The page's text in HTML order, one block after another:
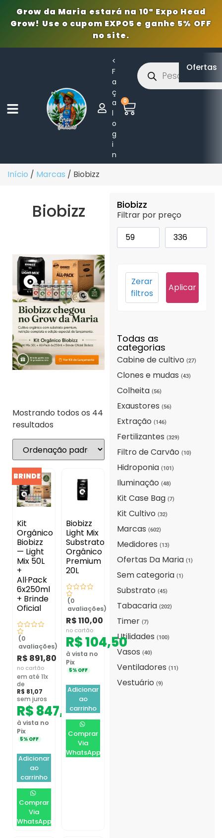
Grow da Maria estará na 10ª Expo Head
Grow! Use o cupom EXPO5 e ganhe 5% OFF
no site.
<
F
a
ç
a
l
o
g
i
n
0
Ofertas
Início / Marcas / Biobizz
Biobizz
Filtrar por preço
Aplicar
Zerar
filtros
Todas as
categorias
Cabine de cultivo(27)
Clones e mudas(43)
Colheita(56)
Exaustores(56)
Extração(146)
Fertilizantes(329)
Filtro de Carvão(10)
Hidroponia(101)
Iluminação(48)
Kit Case Bag(7)
Kit Cultivo(32)
Marcas(602)
Medidores(13)
Ofertas Da Maria(1)
Sem categoria(1)
Substrato(45)
Tabacaria(202)
Timer(7)
Utilidades(100)
Vasos(40)
Ventiladores(11)
Vestuário(9)
Biobizz
Mostrando todos os 44
resultados
BRINDE
Kit
Orgânico
Biobizz
— Light
Mix 50L
+
All·Pack
6x250ml
+ Brinde
Oficial
(0
avaliações)
R$ 891,80
no cartão
em até 11x
de
R$ 81,07
sem juros
R$847,21
à vista no
Pix
5% OFF
Adicionar
ao
carrinho
Comprar
Via
WhatsApp
Biobizz
Light Mix
Substrato
Orgânico
Premium
20L
(0
avaliações)
R$110,00
no cartão
R$104,50
à vista no
Pix
5% OFF
Adicionar
ao
carrinho
Comprar
Via
WhatsApp